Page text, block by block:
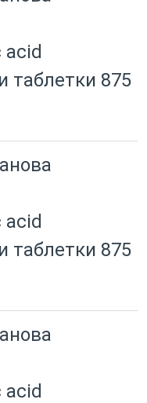
таблетки 875
таблетки 875